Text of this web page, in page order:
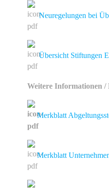
Neuregelungen bei
Übersicht Stiftungen
Weitere Informationen /
Merkblatt
Merkblatt